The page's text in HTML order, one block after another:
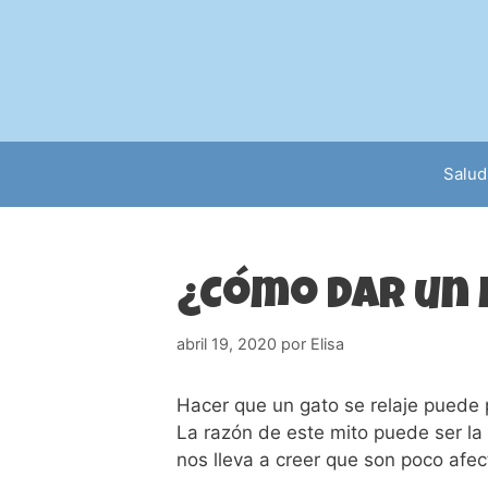
Salud
¿Cómo dar
abril 19, 2020 por Elisa
Hacer que un gato se relaje
La razón de este mito puede ser
nos lleva a creer que son poco